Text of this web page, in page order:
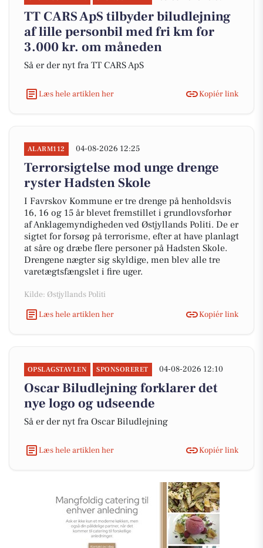
TT CARS ApS tilbyder biludlejning
af lille personbil med fri km for
3.000 kr. om måneden
Så er der nyt fra TT CARS ApS
Læs hele artiklen her Kopiér link
ALARM112 04-08-2026 12:25
Terrorsigtelse mod unge drenge
ryster Hadsten Skole
I Favrskov Kommune er tre drenge på henholdsvis
16, 16 og 15 år blevet fremstillet i grundlovsforhør
af Anklagemyndigheden ved Østjyllands Politi. De er
sigtet for forsøg på terrorisme, efter at have planlagt
at såre og dræbe flere personer på Hadsten Skole.
Drengene nægter sig skyldige, men blev alle tre
varetægtsfængslet i fire uger.
Kilde: Østjyllands Politi
Læs hele artiklen her
Kopiér link
OPSLAGSTAVLEN SPONSORERET 04-08-2026 12:10
Oscar Biludlejning forklarer det
nye logo og udseende
Så er der nyt fra Oscar Biludlejning
Læs hele artiklen her Kopiér link